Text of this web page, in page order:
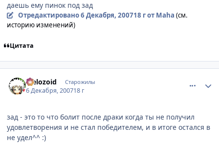
даешь ему пинок под зад
Отредактировано6 Декабря, 200718 гот Maha (см.
историю изменений)
Цитата
Melozoid Старожилы
6 Декабря, 200718 г
зад - это то что болит после драки когда ты не получил
удовлетворения и не стал победителем, и в итоге остался в
не удел^^ :)